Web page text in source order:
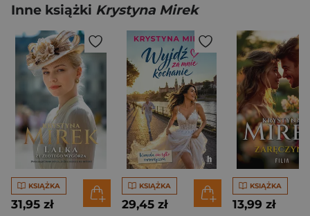
Inne książki Krystyna Mirek
KSIĄŻKA
31,95 zł
KSIĄŻKA
29,45 zł
KSIĄŻKA
13,99 zł